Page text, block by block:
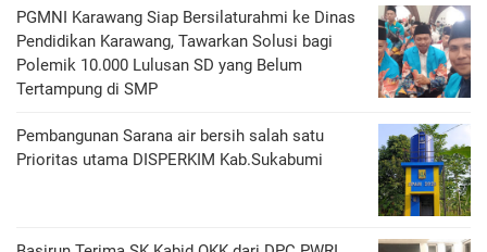
PGMNI Karawang Siap Bersilaturahmi ke Dinas
Pendidikan Karawang, Tawarkan Solusi bagi
Polemik 10.000 Lulusan SD yang Belum
Tertampung di SMP
Pembangunan Sarana air bersih salah satu
Prioritas utama DISPERKIM Kab.Sukabumi